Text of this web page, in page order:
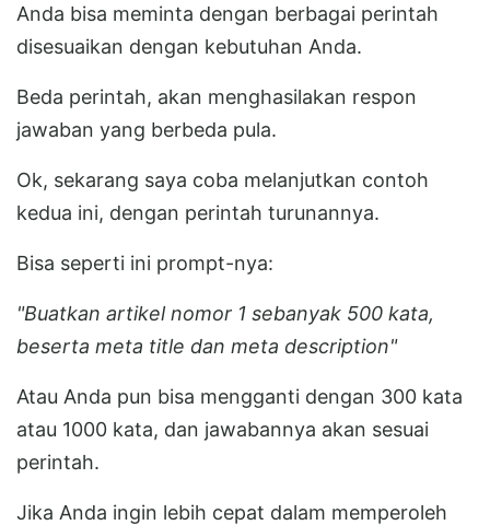
Anda bisa meminta dengan berbagai perintah
disesuaikan dengan kebutuhan Anda.
Beda perintah, akan menghasilakan respon
jawaban yang berbeda pula.
Ok, sekarang saya coba melanjutkan contoh
kedua ini, dengan perintah turunannya.
Bisa seperti ini prompt-nya:
"Buatkan artikel nomor 1 sebanyak 500 kata,
beserta meta title dan meta description"
Atau Anda pun bisa mengganti dengan 300 kata
atau 1000 kata, dan jawabannya akan sesuai
perintah.
Jika Anda ingin lebih cepat dalam memperoleh